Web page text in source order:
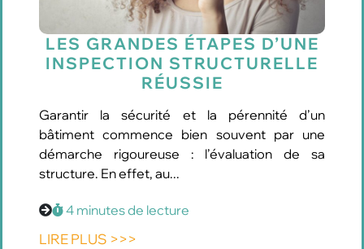
LES GRANDES ÉTAPES D’UNE
INSPECTION STRUCTURELLE
RÉUSSIE
Garantir la sécurité et la pérennité d’un
bâtiment commence bien souvent par une
démarche rigoureuse : l’évaluation de sa
structure. En effet, au...
4 minutes de lecture
LIRE PLUS >>>